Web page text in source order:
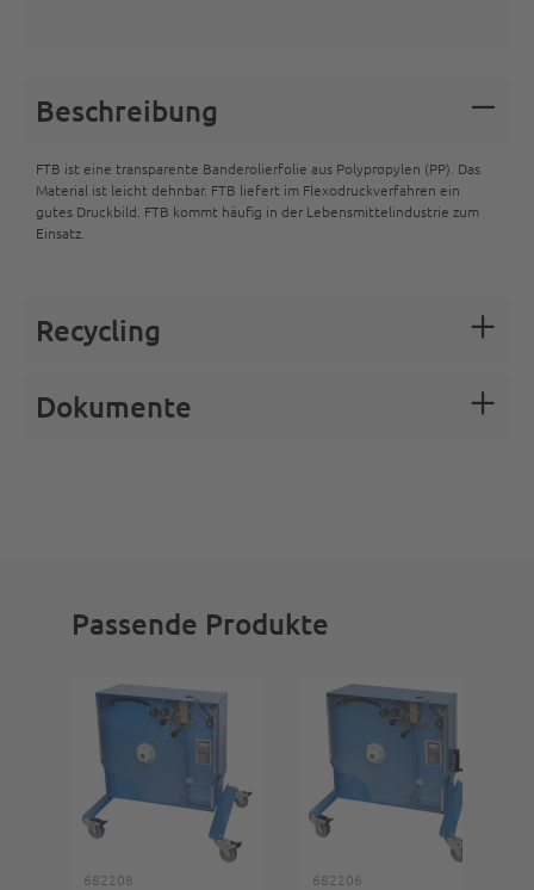
Beschreibung
FTB ist eine transparente Banderolierfolie aus Polypropylen (PP). Das
Material ist leicht dehnbar. FTB liefert im Flexodruckverfahren ein
gutes Druckbild. FTB kommt häufig in der Lebensmittelindustrie zum
Einsatz.
Recycling
Dokumente
Passende Produkte
682208 682206